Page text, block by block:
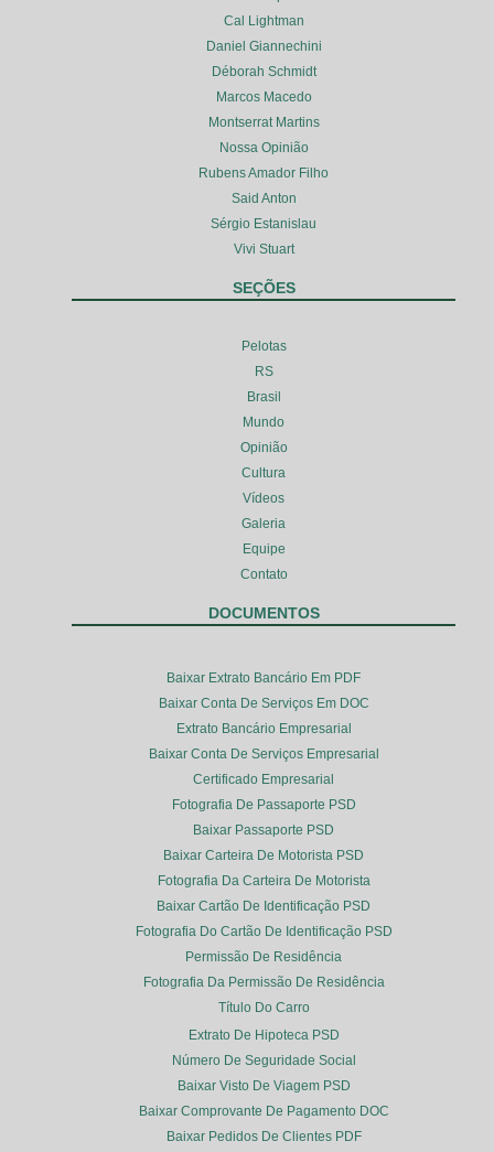
Cal Lightman
Daniel Giannechini
Déborah Schmidt
Marcos Macedo
Montserrat Martins
Nossa Opinião
Rubens Amador Filho
Said Anton
Sérgio Estanislau
Vivi Stuart
SEÇÕES
Pelotas
RS
Brasil
Mundo
Opinião
Cultura
Vídeos
Galeria
Equipe
Contato
DOCUMENTOS
Baixar Extrato Bancário Em PDF
Baixar Conta De Serviços Em DOC
Extrato Bancário Empresarial
Baixar Conta De Serviços Empresarial
Certificado Empresarial
Fotografia De Passaporte PSD
Baixar Passaporte PSD
Baixar Carteira De Motorista PSD
Fotografia Da Carteira De Motorista
Baixar Cartão De Identificação PSD
Fotografia Do Cartão De Identificação PSD
Permissão De Residência
Fotografia Da Permissão De Residência
Título Do Carro
Extrato De Hipoteca PSD
Número De Seguridade Social
Baixar Visto De Viagem PSD
Baixar Comprovante De Pagamento DOC
Baixar Pedidos De Clientes PDF